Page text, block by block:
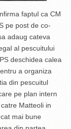
faptul ca CM
pe post de co-
adaug cateva
al pescuitului
deschidea calea
a organiza
din pescuitul
pe plan intern
Matteoli in
mai bune